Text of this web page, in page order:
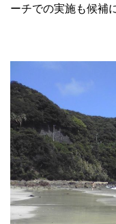
ーチでの実施も候補